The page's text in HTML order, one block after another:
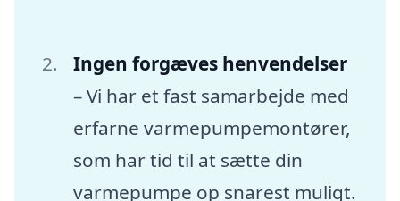
Ingen forgæves henvendelser
– Vi har et fast samarbejde med
erfarne varmepumpemontører,
som har tid til at sætte din
varmepumpe op snarest muligt.